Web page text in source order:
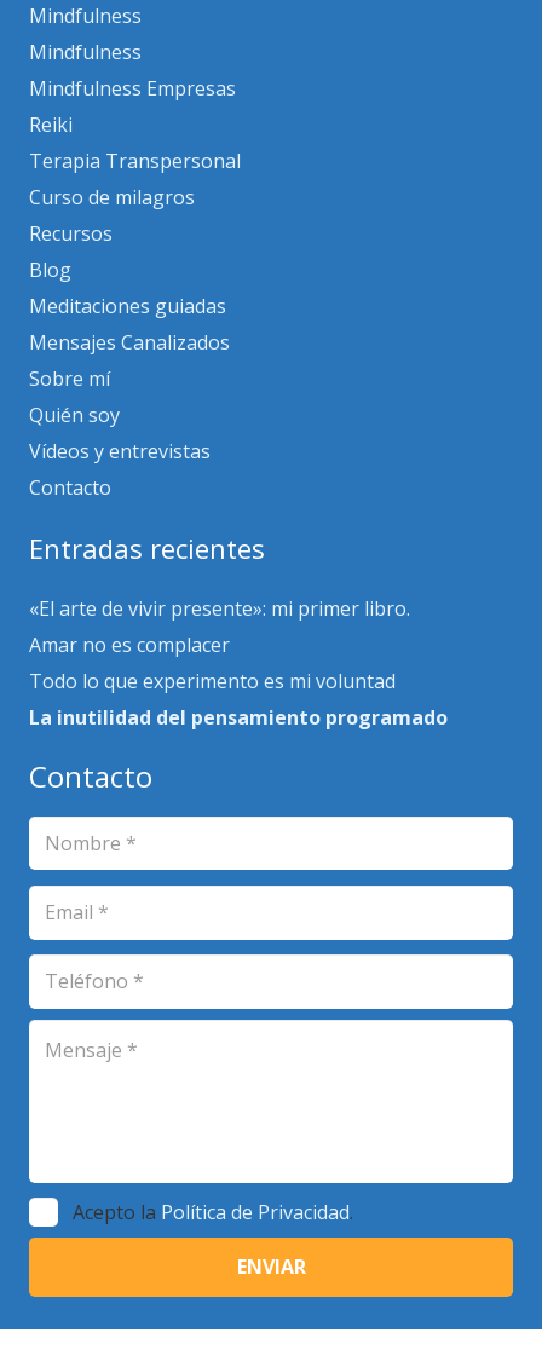
Mindfulness
Mindfulness
Mindfulness Empresas
Reiki
Terapia Transpersonal
Curso de milagros
Recursos
Blog
Meditaciones guiadas
Mensajes Canalizados
Sobre mí
Quién soy
Vídeos y entrevistas
Contacto
Entradas recientes
«El arte de vivir presente»: mi primer libro.
Amar no es complacer
Todo lo que experimento es mi voluntad
La inutilidad del pensamiento programado
Contacto
Acepto la Política de Privacidad.